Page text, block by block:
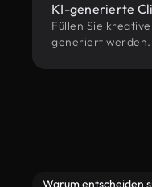
KI-generierte
Füllen Sie
generiert werden.
Warum entscheiden